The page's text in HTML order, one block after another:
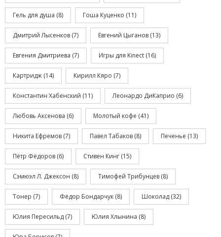
Гель для душа (8) Гоша Куценко (11)
Дмитрий Лысенков (7) Евгений Цыганов (13)
Евгения Дмитриева (7) Игры для Kinect (16)
Картридж (14) Кирилл Кяро (7)
Константин Хабенский (11) Леонардо ДиКаприо (6)
Любовь Аксенова (6) Молотый кофе (41)
Никита Ефремов (7) Павел Табаков (8) Печенье (13)
Пётр Фёдоров (6) Стивен Кинг (15)
Сэмюэл Л. Джексон (8) Тимофей Трибунцев (8)
Тонер (7) Фёдор Бондарчук (8) Шоколад (32)
Юлия Пересильд (7) Юлия Хлынина (8)